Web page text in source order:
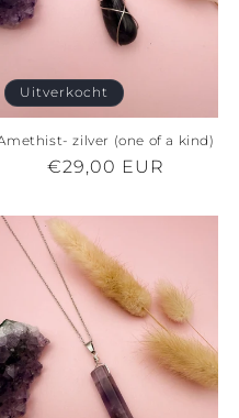
Uitverkocht
zilver (one of a kind)
Normale
€29,00 EUR